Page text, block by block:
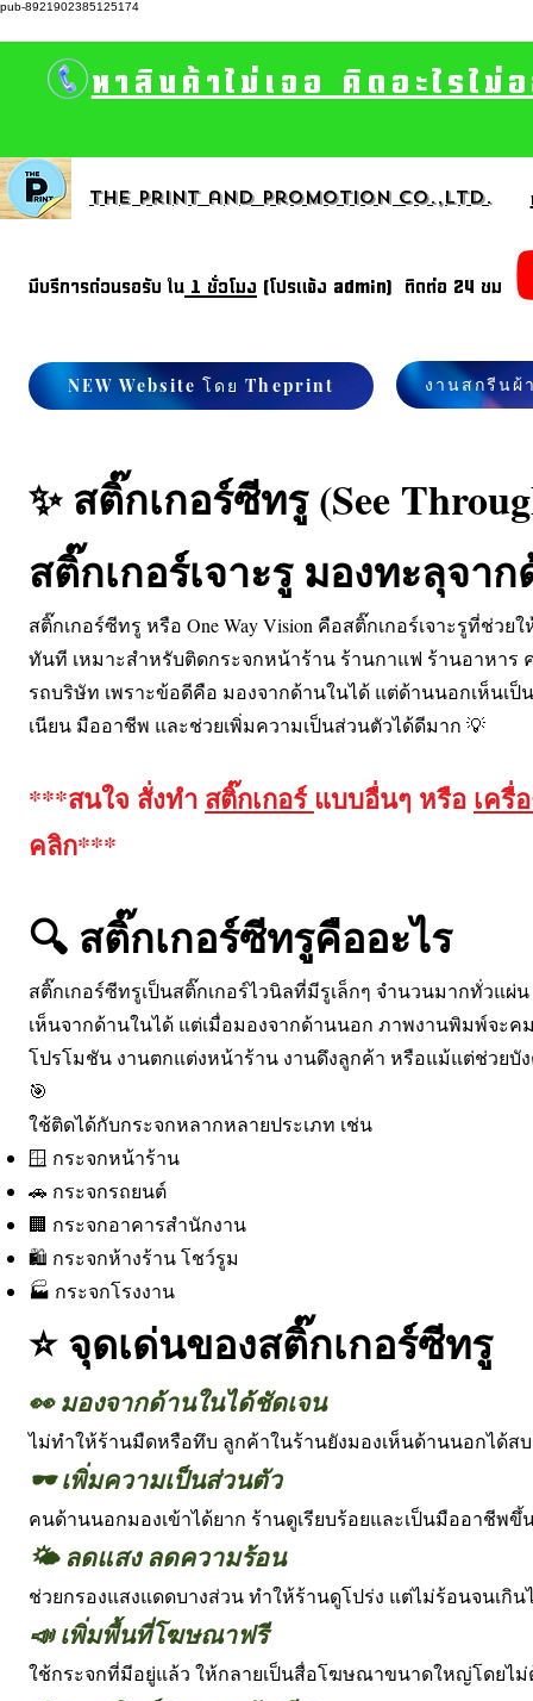
pub-8921902385125174
หาสินค้าไม่เจอ คิดอะไรไ
The print and promotion CO.,Ltd.
มีบรีการด่วนรอรับ ใน 1 ชั่วโมง (โปรแจ้ง admin) ติดต่อ 24 ชม
NEW Website โดย Theprint งานสกรีนผ้
✨ สติ๊กเกอร์ซีทรู (See
สติ๊กเกอร์เจาะรู มองทะลุจา
สติ๊กเกอร์ซีทรู หรือ One Way Vision คือสติ๊กเกอร์เจาะรูที่ช่ว
ทันที เหมาะสำหรับติดกระจกหน้าร้าน ร้านกาแฟ ร้านอาหา
รถบริษัท เพราะข้อดีคือ มองจากด้านในได้ แต่ด้านนอกเห็นเป็
เนียน มืออาชีพ และช่วยเพิ่มความเป็นส่วนตัวได้ดีมาก 💡
***สนใจ สั่งทำ สติ๊กเกอร์ แบบอื่นๆ หรือ เครื่
คลิก***
🔍 สติ๊กเกอร์ซีทรูคืออะไร
สติ๊กเกอร์ซีทรูเป็นสติ๊กเกอร์ไวนิลที่มีรูเล็กๆ จำนวนมากทั่วแผ่
เห็นจากด้านในได้ แต่เมื่อมองจากด้านนอก ภาพงานพิมพ์จะค
โปรโมชัน งานตกแต่งหน้าร้าน งานดึงลูกค้า หรือแม้แต่ช่วยบั
🎯
ใช้ติดได้กับกระจกหลากหลายประเภท เช่น
🪟 กระจกหน้าร้าน
🚗 กระจกรถยนต์
🏢 กระจกอาคารสำนักงาน
🛍️ กระจกห้างร้าน โชว์รูม
🏭 กระจกโรงงาน
⭐ จุดเด่นของสติ๊กเกอร์ซีทรู
👀 มองจากด้านในได้ชัดเจน
ไม่ทำให้ร้านมืดหรือทึบ ลูกค้าในร้านยังมองเห็นด้านนอกได้ส
🕶️ เพิ่มความเป็นส่วนตัว
คนด้านนอกมองเข้าได้ยาก ร้านดูเรียบร้อยและเป็นมืออาชีพ
🌤️ ลดแสง ลดความร้อน
ช่วยกรองแสงแดดบางส่วน ทำให้ร้านดูโปร่ง แต่ไม่ร้อนจนเกิน
📣 เพิ่มพื้นที่โฆษณาฟรี
ใช้กระจกที่มีอยู่แล้ว ให้กลายเป็นสื่อโฆษณาขนาดใหญ่โดยไม่